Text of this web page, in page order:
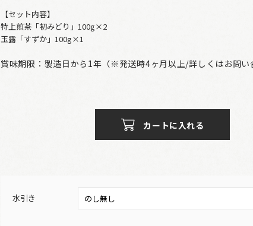
【セット内容】
特上煎茶「初みどり」100g×2
玉露「すずか」100g×1
賞味期限：製造日から1年（※発送時4ヶ月以上/詳しくはお問い
カートに入れる
水引き